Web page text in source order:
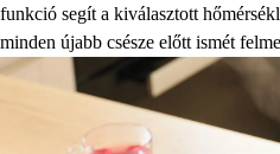
funkció segít a kiválasztott
minden újabb csésze előtt ismét